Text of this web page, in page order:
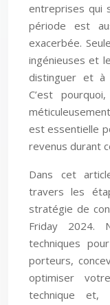
entreprises qui
période est
exacerbée.
ingénieuses et
distinguer et à
C’est
est essentielle
revenus durant
Dans cet
travers les
stratégie de
Friday 2024.
techniques
porteurs,
optimiser
technique et,